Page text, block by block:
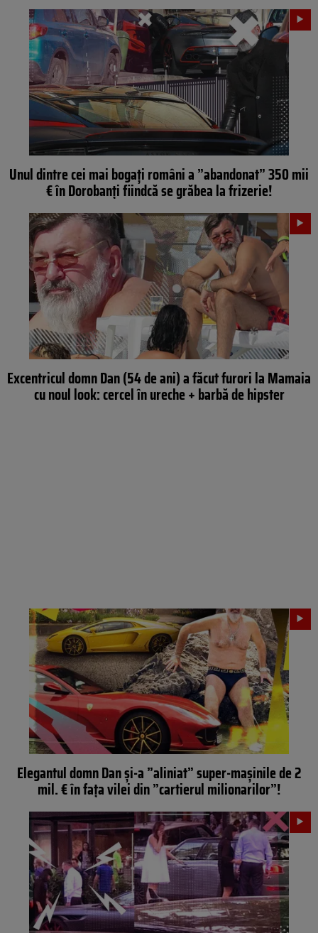
Unul dintre cei mai bogați români a ”abandonat” 350 mii
€ în Dorobanți fiindcă se grăbea la frizerie!
Excentricul domn Dan (54 de ani) a făcut furori la Mamaia
cu noul look: cercel în ureche + barbă de hipster
Elegantul domn Dan și-a ”aliniat” super-mașinile de 2
mil. € în fața vilei din ”cartierul milionarilor”!